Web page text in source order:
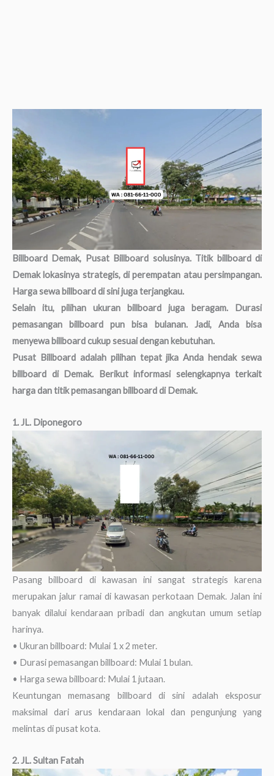
Billboard Demak, Pusat Billboard solusinya. Titik billboard di
Demak lokasinya strategis, di perempatan atau persimpangan.
Harga sewa billboard di sini juga terjangkau.
Selain itu, pilihan ukuran billboard juga beragam. Durasi
pemasangan billboard pun bisa bulanan. Jadi, Anda bisa
menyewa billboard cukup sesuai dengan kebutuhan.
Pusat Billboard adalah pilihan tepat jika Anda hendak sewa
billboard di Demak. Berikut informasi selengkapnya terkait
harga dan titik pemasangan billboard di Demak.
1. JL. Diponegoro
Pasang billboard di kawasan ini sangat strategis karena
merupakan jalur ramai di kawasan perkotaan Demak. Jalan ini
banyak dilalui kendaraan pribadi dan angkutan umum setiap
harinya.
• Ukuran billboard: Mulai 1 x 2 meter.
• Durasi pemasangan billboard: Mulai 1 bulan.
• Harga sewa billboard: Mulai 1 jutaan.
Keuntungan memasang billboard di sini adalah eksposur
maksimal dari arus kendaraan lokal dan pengunjung yang
melintas di pusat kota.
2. JL. Sultan Fatah